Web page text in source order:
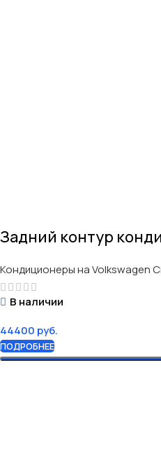
Задний контур
Кондиционеры на Volkswagen
В наличии
44400 руб.
ПОДРОБНЕЕ